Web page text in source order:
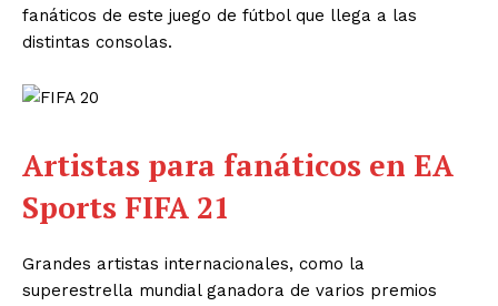
fanáticos de este juego de fútbol que llega a las
distintas consolas.
Artistas para fanáticos en EA
Sports FIFA 21
Grandes artistas internacionales, como la
superestrella mundial ganadora de varios premios